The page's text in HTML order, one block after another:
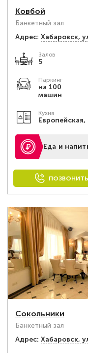
Ковбой
Банкетный зал
Адрес: Хабаровск,
Залов
5
Паркинг
на 100
машин
Кухня
Еда и
ПОЗВОНИТЬ
Сокольники
Банкетный зал
Адрес: Хабаровск,